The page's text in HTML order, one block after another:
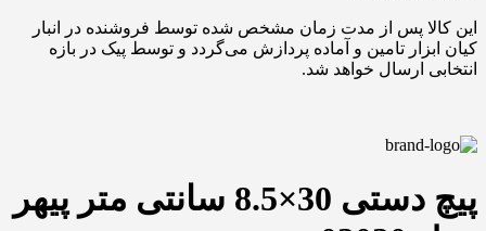
این کالا پس از مدت زمان مشخص شده توسط فروشنده در انبار
کیان ابزار تامین و آماده پردازش می‌گردد و توسط پیک در بازه
انتخابی ارسال خواهد شد.
پیچ دستی 30×8.5 سانتی متر پیهر